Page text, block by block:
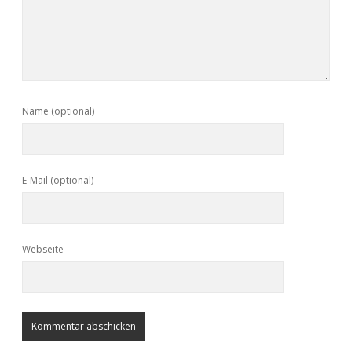
Name (optional)
E-Mail (optional)
Webseite